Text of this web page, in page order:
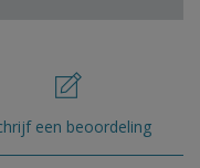
een beoordeling